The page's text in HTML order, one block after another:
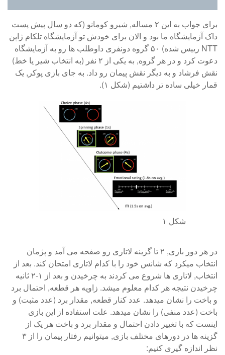
برای جواب به این ۲ مساله, شیرو کومانو (که دو سال پیش پست
داک آزمایشگاه ما بود و الان برای خودش تو آزمایشگاه تلکام ژاپن
NTT رییس شده) ۵۰ گروه دونفری داوطلب ها رو به آزمایشگاه
دعوت کرد و در هر گروه, به یکی از ۲ نفر (به انتخاب شیر یا خط)
نقش فرشاد و به دیگر نقش پیمان رو داد. به جای بازی پوکر, یک
قمار خیلی ساده تر داشتیم (شکل ۱).
شکل ۱
در هر دور بازی, ۲ تا گزینه لاتاری رو صفحه می آمد و پژمان
انتخاب میکرد که شانس خود را با کدام لاتاری امتحان کند. بعد از
انتخاب, لاتاری ها شروع می کردند به چرخیدن و بعد از ۱-۲ ثانیه
چرخیدن نتیجه هر کدام معلوم میشد. زاویه هر قطعه, احتمال برد
و باخت را نشان میدهد. عدد کنار قطعه, مقدار برد (عدد مثبت) و
باخت (عدد منفی) را نشان میدهد. علت استفاده از این بازی
اینست که با تغییر دادن احتمال و مقدار برد و باخت هر یک از
گزینه ها در دورهای مختلف بازی, میتوانیم رفتار پیمان را از ۳
نظر اندازه گیری کنیم: